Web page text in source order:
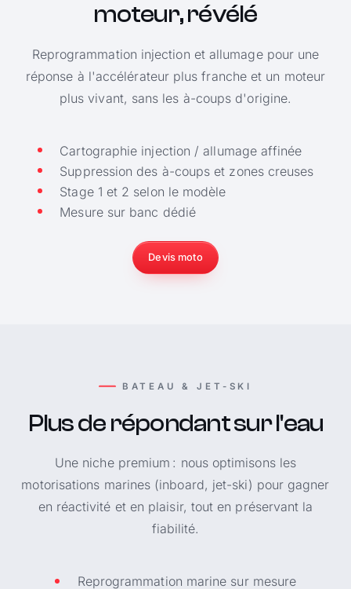
moteur, révélé
Reprogrammation injection et allumage pour une
réponse à l'accélérateur plus franche et un moteur
plus vivant, sans les à-coups d'origine.
Cartographie injection / allumage affinée
Suppression des à-coups et zones creuses
Stage 1 et 2 selon le modèle
Mesure sur banc dédié
Devis moto
BATEAU & JET-SKI
Plus de répondant sur l'eau
Une niche premium : nous optimisons les
motorisations marines (inboard, jet-ski) pour gagner
en réactivité et en plaisir, tout en préservant la
fiabilité.
Reprogrammation marine sur mesure